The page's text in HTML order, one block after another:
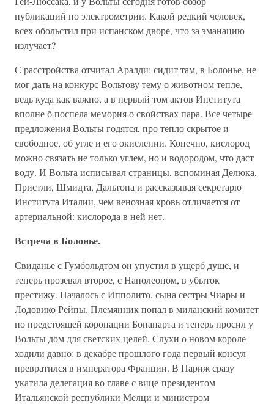
публикаций по электрометрии. Какой редкий человек,
всех обольстил при испанском дворе, что за эманацию
излучает?
С расстройства отчитал Аралди: сидит там, в Болонье, не
мог дать на конкурс Вольтову тему о животном тепле,
ведь куда как важно, а в первый том актов Института
вполне б поспела мемория о свойствах пара. Все четыре
предложения Вольты годятся, про тепло скрытое и
свободное, об угле и его окислении. Конечно, кислород
можно связать не только углем, но и водородом, что даст
воду. И Вольта исписывал страницы, вспоминая Делюка,
Пристли, Шмидта, Дальтона и рассказывая секретарю
Института Италии, чем венозная кровь отличается от
артериальной: кислорода в ней нет.
Встреча в Болонье.
Свиданье с Гумбольдтом он упустил в ущерб душе, и
теперь прозевал второе, с Наполеоном, в убыток
престижу. Началось с Ипполито, сына сестры Чиары и
Лодовико Рейпы. Племянник попал в миланский комитет
по предстоящей коронации Бонапарта и теперь просил у
Вольты дом для светских целей. Слухи о новом короле
ходили давно: в декабре прошлого года первый консул
превратился в императора Франции. В Париж сразу
укатила делегация во главе с вице-президентом
Итальянской республики Мелци и министром